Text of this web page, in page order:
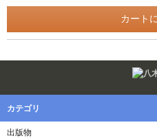
カテゴリ
出版物